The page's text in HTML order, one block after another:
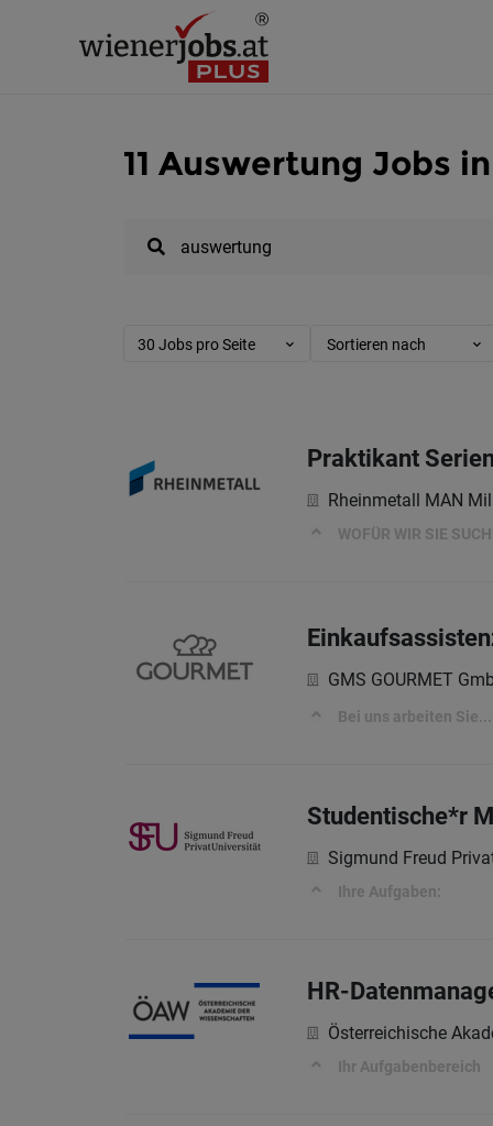
11 Auswertung Jobs
30 Jobs pro Seite Sortieren nach
Praktikant
Rheinmetall MAN
WOFÜR WIR SIE
GMS GOURMET
Bei uns arbeiten Sie...
Studentische*r
Sigmund Freud
Ihre Aufgaben:
HR-
Österreichische
Ihr Aufgabenbereich